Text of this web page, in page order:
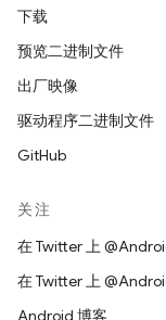
下载
预览二进制文件
出厂映像
驱动程序二进制文件
GitHub
关注
在 Twitter 上
在 Twitter 上
Android 博客